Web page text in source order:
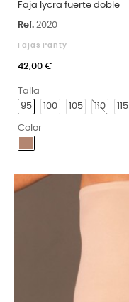
Faja lycra fuerte doble
Ref. 2020
Fajas Panty
42,00 €
Talla
95
100 105 110 115
Color